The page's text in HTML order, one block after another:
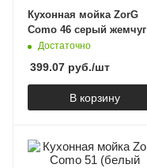
Кухонная мойка ZorG
Como 46 серый жемчуг
Достаточно
399.07 руб./шт
В корзину